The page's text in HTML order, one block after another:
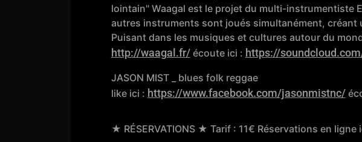
lointain" Waagal est le projet du multi-instrumentiste
autres instruments sont joués simultanément, créant
Puisant dans les musiques et cultures autour du
http://waagal.fr/écoute ici : https://
JASON MIST _ blues folk reggae
like ici : https://www.facebook.com/jasonmistnc/
★ RÉSERVATIONS ★ Tarif : 11€ Réservations en ligne